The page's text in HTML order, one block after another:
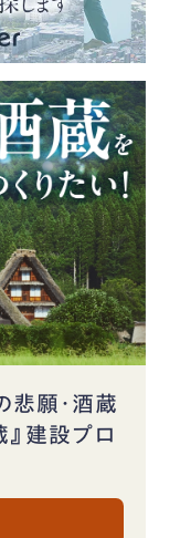
願・酒蔵
』建設プロ